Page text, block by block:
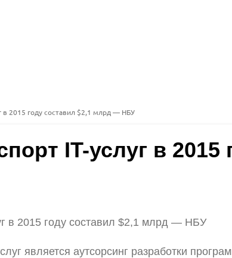
в 2015 году составил $2,1 млрд — НБУ
IT-услуг в
в 2015 году составил $2,1 млрд — НБУ
является аутсорсинг разработки